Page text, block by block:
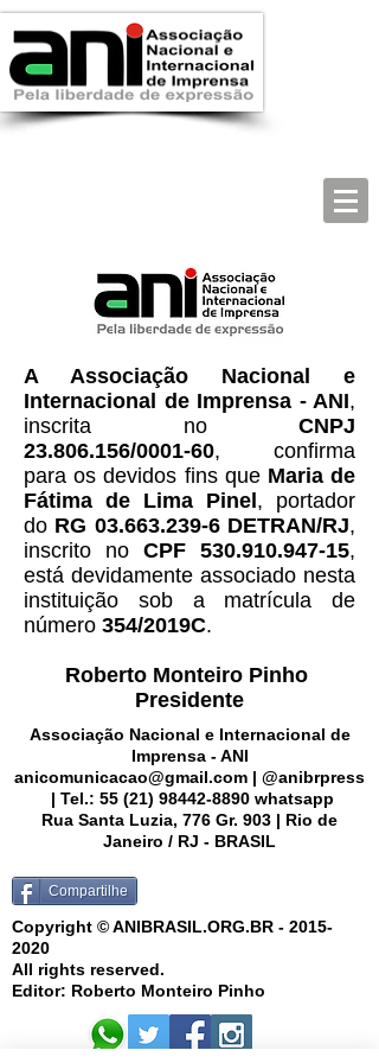
A Associação Nacional e
Internacional de Imprensa - ANI,
inscrita no CNPJ
23.806.156/0001-60, confirma
para os devidos fins que Maria de
Fátima de Lima Pinel , portador
do RG 03.663.239-6DETRAN/RJ,
inscrito no CPF 530.910.947-15,
está devidamente associado nesta
instituição sob a matrícula de
número 354/2019C.
Roberto Monteiro Pinho
Presidente
Associação Nacional e Internacional de
Imprensa - ANI
anicomunicacao@gmail.com | @anibrpress
| Tel.: 55 (21) 98442-8890whatsapp
Rua Santa Luzia, 776 Gr. 903 | Rio de
Janeiro / RJ - BRASIL
Compartilhe
Copyright © ANIBRASIL.ORG.BR - 2015-
2020
All rights reserved.
Editor: Roberto Monteiro Pinho